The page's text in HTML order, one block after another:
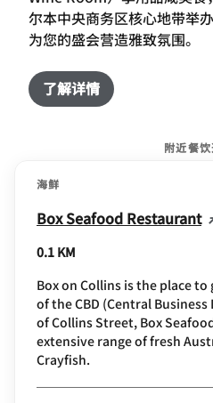
尔本中央商务区核心地带举
为您的盛会营造雅致氛围。
了解详情
附近餐
海鲜
Box Seafood Restaurant
0.1 KM
Box on Collins is the place
of the CBD (Central
of Collins Street, Box
extensive range of fresh
Crayfish.